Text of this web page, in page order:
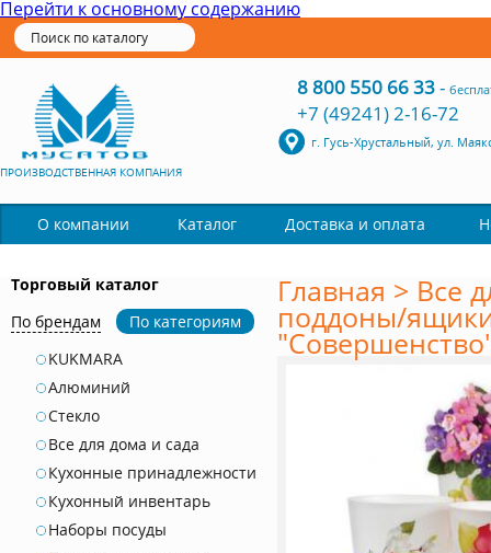
Перейти к основному содержанию
ПРОИЗВОДСТВЕННАЯ КОМПАНИЯ
8 800 550 66 33-
+7 (49241) 2-16-72
г. Гусь-Хрустальный, ул.
О компании Каталог Доставка и оплата
Торговый каталог
По брендам
По категориям
KUKMARA
Алюминий
Стекло
Все для дома и сада
Кухонные принадлежности
Кухонный инвентарь
Наборы посуды
Главная > Все
поддоны/